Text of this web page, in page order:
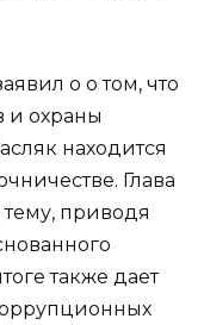
о о том, что
и охраны
находится
Глава
тему, приводя
также дает